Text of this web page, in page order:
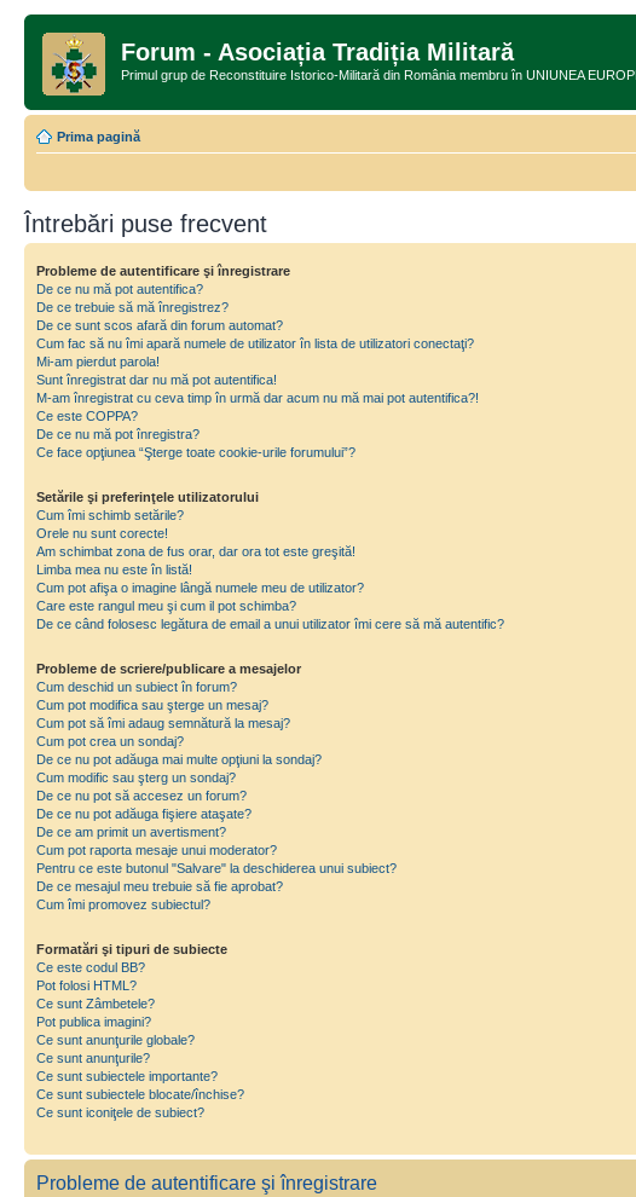
Forum - Asociația Tradiția Militară
Primul grup de Reconstituire Istorico-Militară din România membru în UNIUNEA
Prima pagină
Întrebări puse frecvent
Probleme de autentificare şi înregistrare
De ce nu mă pot autentifica?
De ce trebuie să mă înregistrez?
De ce sunt scos afară din forum automat?
Cum fac să nu îmi apară numele de utilizator în lista de utilizatori conectaţi?
Mi-am pierdut parola!
Sunt înregistrat dar nu mă pot autentifica!
M-am înregistrat cu ceva timp în urmă dar acum nu mă mai pot autentifica?!
Ce este COPPA?
De ce nu mă pot înregistra?
Ce face opţiunea “Şterge toate cookie-urile forumului”?
Setările şi preferinţele utilizatorului
Cum îmi schimb setările?
Orele nu sunt corecte!
Am schimbat zona de fus orar, dar ora tot este greşită!
Limba mea nu este în listă!
Cum pot afişa o imagine lângă numele meu de utilizator?
Care este rangul meu şi cum il pot schimba?
De ce când folosesc legătura de email a unui utilizator îmi cere să mă autentific?
Probleme de scriere/publicare a mesajelor
Cum deschid un subiect în forum?
Cum pot modifica sau şterge un mesaj?
Cum pot să îmi adaug semnătură la mesaj?
Cum pot crea un sondaj?
De ce nu pot adăuga mai multe opţiuni la sondaj?
Cum modific sau şterg un sondaj?
De ce nu pot să accesez un forum?
De ce nu pot adăuga fişiere ataşate?
De ce am primit un avertisment?
Cum pot raporta mesaje unui moderator?
Pentru ce este butonul "Salvare" la deschiderea unui subiect?
De ce mesajul meu trebuie să fie aprobat?
Cum îmi promovez subiectul?
Formatări şi tipuri de subiecte
Ce este codul BB?
Pot folosi HTML?
Ce sunt Zâmbetele?
Pot publica imagini?
Ce sunt anunţurile globale?
Ce sunt anunţurile?
Ce sunt subiectele importante?
Ce sunt subiectele blocate/închise?
Ce sunt iconiţele de subiect?
Probleme de autentificare şi înregistrare